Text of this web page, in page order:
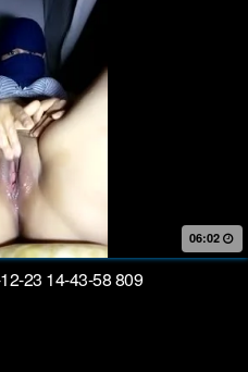
06:02
23 14-43-58 809